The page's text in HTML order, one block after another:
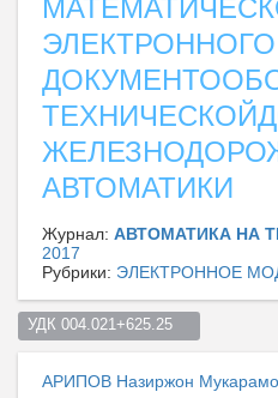
ЭЛЕКТРОННОГО
АВТОМАТИКИ
Журнал: АВТОМАТИКА НА
2017
Рубрики: ЭЛЕКТРОННОЕ
УДК 004.021+625.25
АРИПОВ Назиржон